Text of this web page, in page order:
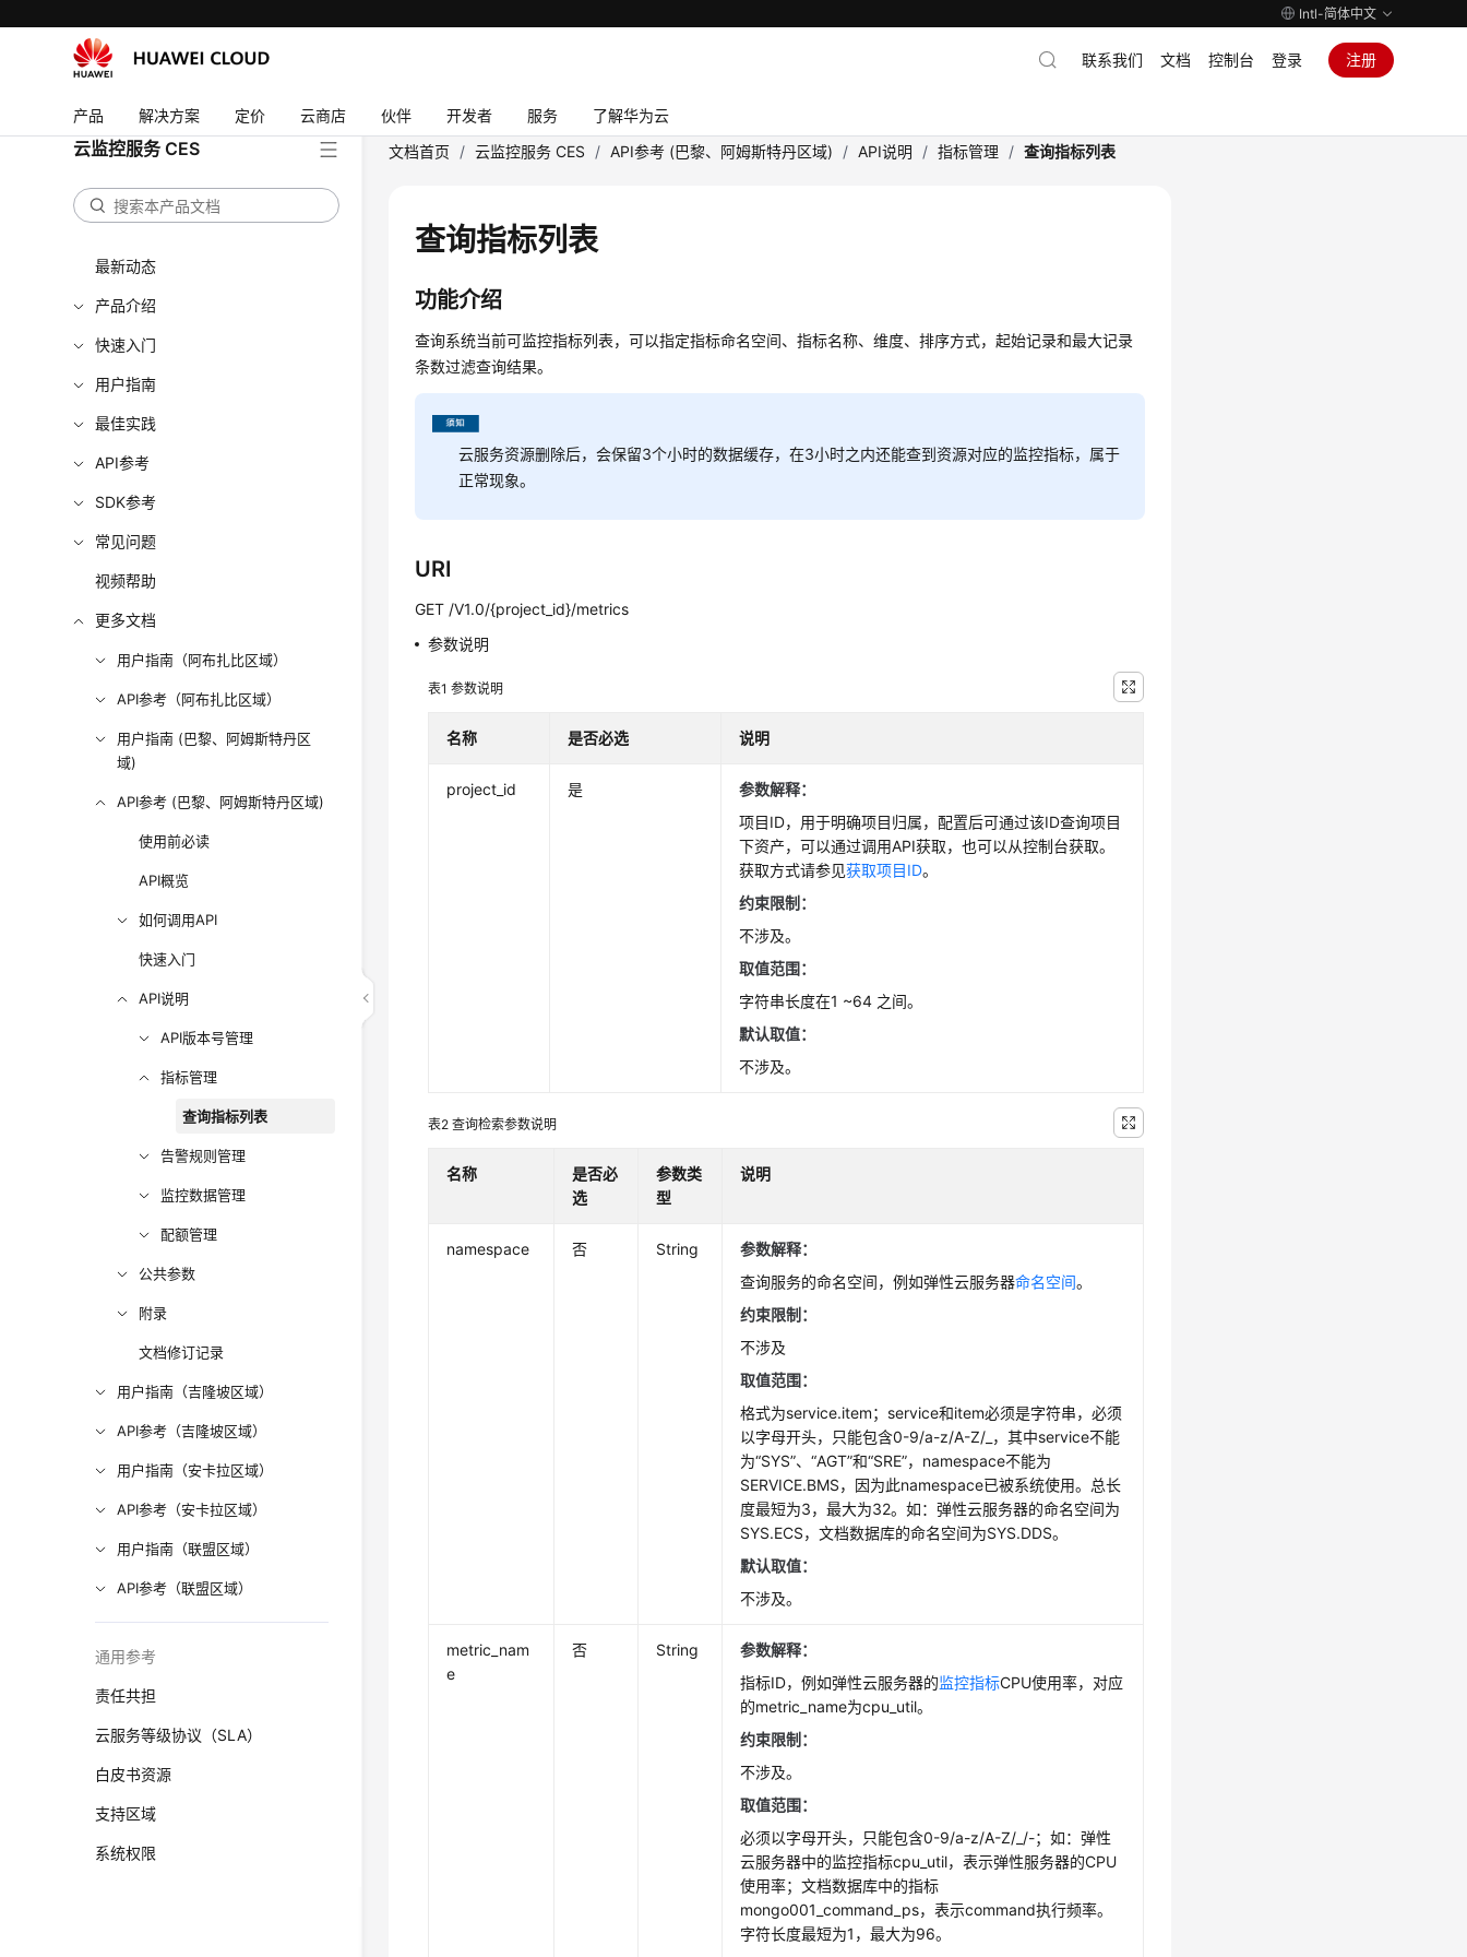
Intl-简体中文
产品 解决方案 定价 云商店 伙伴 开发者 服务 了解华为云
联系我们 文档 控制台 登录 注册
云监控服务 CES
最新动态
产品介绍
快速入门
用户指南
最佳实践
API参考
SDK参考
常见问题
视频帮助
更多文档
用户指南（阿布扎比区域）
API参考（阿布扎比区域）
用户指南 (巴黎、阿姆斯特丹区
域)
API参考 (巴黎、阿姆斯特丹区域)
使用前必读
API概览
如何调用API
快速入门
API说明
API版本号管理
指标管理
查询指标列表
告警规则管理
监控数据管理
配额管理
公共参数
附录
文档修订记录
用户指南（吉隆坡区域）
API参考（吉隆坡区域）
用户指南（安卡拉区域）
API参考（安卡拉区域）
用户指南（联盟区域）
API参考（联盟区域）
通用参考
责任共担
云服务等级协议（SLA）
白皮书资源
支持区域
系统权限
文档首页 / 云监控服务 CES / API参考 (巴黎、阿姆斯特丹区域) / API说明 / 指标管理 / 查询指标列表
查询指标列表
功能介绍
查询系统当前可监控指标列表，可以指定指标命名空间、指标名称、维度、排序方式，起始记录和最大记录
条数过滤查询结果。
云服务资源删除后，会保留3个小时的数据缓存，在3小时之内还能查到资源对应的监控指标，属于
正常现象。
URI
GET /V1.0/{project_id}/metrics
参数说明
表1参数说明
名称 是否必选 说明
project_id 是
参数解释：
项目ID，用于明确项目归属，配置后可通过该ID查询项目
下资产，可以通过调用API获取，也可以从控制台获取。
获取方式请参见获取项目ID。
约束限制：
不涉及。
取值范围：
字符串长度在1 ~64 之间。
默认取值：
不涉及。
表2查询检索参数说明
名称
是否必
选
参数类
型
说明
namespace 否 String
参数解释：
查询服务的命名空间，例如弹性云服务器命名空间。
约束限制：
不涉及
取值范围：
格式为service.item；service和item必须是字符串，必须
以字母开头，只能包含0-9/a-z/A-Z/_，其中service不能
为“SYS”、“AGT”和“SRE”，namespace不能为
SERVICE.BMS，因为此namespace已被系统使用。总长
度最短为3，最大为32。如：弹性云服务器的命名空间为
SYS.ECS，文档数据库的命名空间为SYS.DDS。
默认取值：
不涉及。
metric_nam
e
否 String
参数解释：
指标ID，例如弹性云服务器的监控指标CPU使用率，对应
的metric_name为cpu_util。
约束限制：
不涉及。
取值范围：
必须以字母开头，只能包含0-9/a-z/A-Z/_/-；如：弹性
云服务器中的监控指标cpu_util，表示弹性服务器的CPU
使用率；文档数据库中的指标
mongo001_command_ps，表示command执行频率。
字符长度最短为1，最大为96。